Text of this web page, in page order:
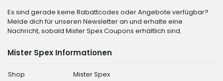
Es sind gerade keine Rabattcodes oder Angebote verfügbar?
Melde dich für unseren Newsletter an und erhalte eine
Nachricht, sobald Mister Spex Coupons erhältlich sind.
Mister Spex Informationen
Shop
Mister Spex